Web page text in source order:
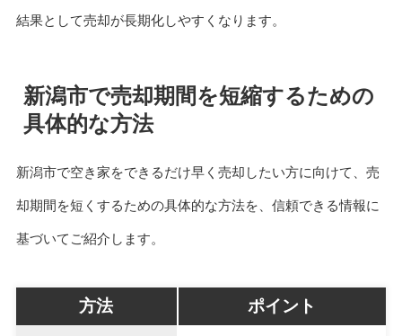
結果として売却が長期化しやすくなります。
新潟市で売却期間を短縮するための
具体的な方法
新潟市で空き家をできるだけ早く売却したい方に向けて、売
却期間を短くするための具体的な方法を、信頼できる情報に
基づいてご紹介します。
方法 ポイント